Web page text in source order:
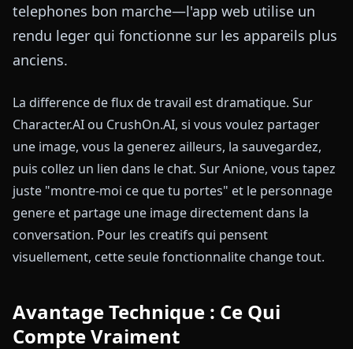
telephones bon marche—l'app web utilise un
rendu leger qui fonctionne sur les appareils plus
anciens.
La difference de flux de travail est dramatique. Sur
Character.AI ou CrushOn.AI, si vous voulez partager
une image, vous la generez ailleurs, la sauvegardez,
puis collez un lien dans le chat. Sur Anione, vous tapez
juste "montre-moi ce que tu portes" et le personnage
genere et partage une image directement dans la
conversation. Pour les creatifs qui pensent
visuellement, cette seule fonctionnalite change tout.
Avantage Technique : Ce Qui
Compte Vraiment